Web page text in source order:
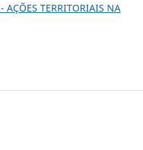
TERRITORIAIS NA